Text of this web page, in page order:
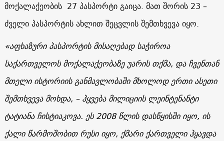
მოქალაქეობის 27 პასპორტი გაიცა. მათ შორის 23 –
ძველი პასპორტის ახლით შეცვლის შემთხვევა იყო.
«აფხაზური პასპორტის მისაღებად საჭიროა
საქართველოს მოქალაქეობაზე უარის თქმა, და ჩვენთან
მთელი ისტორიის განმავლობაში მხოლოდ ერთი ასეთი
შემთხვევა მოხდა, – ჰყვება მილიციის ლეინტენანტი
ტატიანა ჩისტიაკოვა. ეს 2008 წლის დასწყისში იყო, ის
ქალი წარმოშობით რუსი იყო, ქმარი ქართველი ჰყავდა